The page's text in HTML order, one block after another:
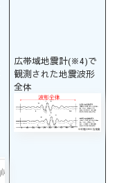
広帯域地震計(※4)で
観測された地震波形
全体